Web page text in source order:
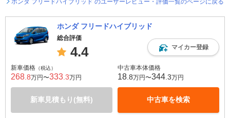
ホンダ フリードハイブリッド のユーザーレビュー・評価一覧のページに戻る
ホンダ フリードハイブリッド
総合評価
4.4 マイカー登録
新車価格 （税込）
268 .8万円〜333 .3万円
新車見積もり(無料)
中古車本体価格
18 .8万円〜344 .3万円
中古車を検索